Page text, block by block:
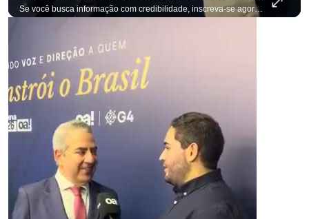
Se você busca informação com credibilidade, inscreva-se agora e ative o
para não perder nenhuma